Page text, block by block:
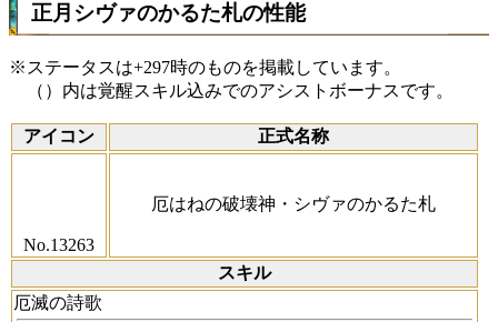
正月シヴァのかるた札の性能
※ステータスは+297時のものを掲載しています。
（）内は覚醒スキル込みでのアシストボーナスです。
アイコン 正式名称
No.13263
厄はねの破壊神・シヴァのかるた札
スキル
厄滅の詩歌